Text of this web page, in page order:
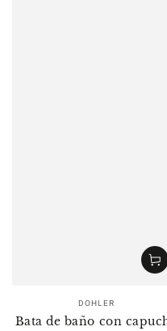
Vendedor:
DOHLER
Bata de baño con